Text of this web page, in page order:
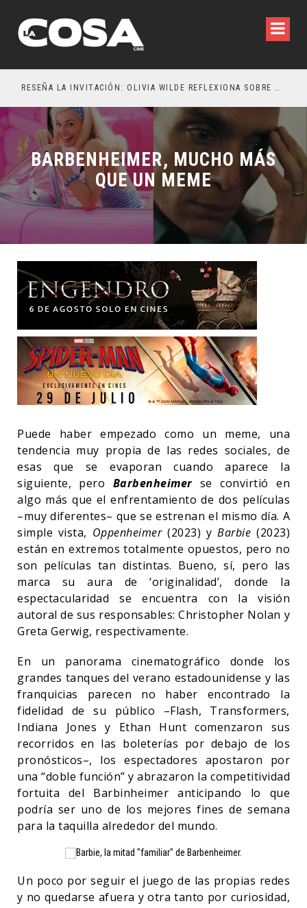
BARBENHEIMER, MUCHO MÁS
QUE UN MEME
Puede haber empezado como un meme, una
tendencia muy propia de las redes sociales, de
esas que se evaporan cuando aparece la
siguiente, pero Barbenheimer se convirtió en
algo más que el enfrentamiento de dos películas
–muy diferentes– que se estrenan el mismo día. A
simple vista, Oppenheimer(2023) yBarbie(2023)
están en extremos totalmente opuestos, pero no
son películas tan distintas. Bueno, sí, pero las
marca su aura de ‘originalidad’, donde la
espectacularidad se encuentra con la visión
autoral de sus responsables: Christopher Nolan y
Greta Gerwig, respectivamente.
En un panorama cinematográfico donde los
grandes tanques del verano estadounidense y las
franquicias parecen no haber encontrado la
fidelidad de su público –Flash, Transformers,
Indiana Jones y Ethan Hunt comenzaron sus
recorridos en las boleterías por debajo de los
pronósticos–, los espectadores apostaron por
una “doble función” y abrazaron la competitividad
fortuita del Barbinheimer anticipando lo que
podría ser uno de los mejores fines de semana
para la taquilla alrededor del mundo.
Un poco por seguir el juego de las propias redes
y no quedarse afuera y otra tanto por curiosidad,